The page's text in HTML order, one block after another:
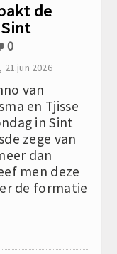
de
0
21.jun 2026
van
en Tjisse
in Sint
zege van
dan
men deze
de formatie